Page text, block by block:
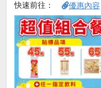
快速前往： 優惠內容